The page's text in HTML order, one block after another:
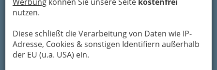
nutzen.
Diese schließt die Verarbeitung von Daten wie IP-
Adresse, Cookies & sonstigen Identifiern außerhalb
der EU (u.a. USA) ein.
Graz und Umgebung, um seinen Hunger
möglichst schnell zu stillen, ohne dabei auf
schnelles Essen schmeckt ebenso gut, seit
zunehmend bewusst auf hochwertige Zutaten
geachtet wird!